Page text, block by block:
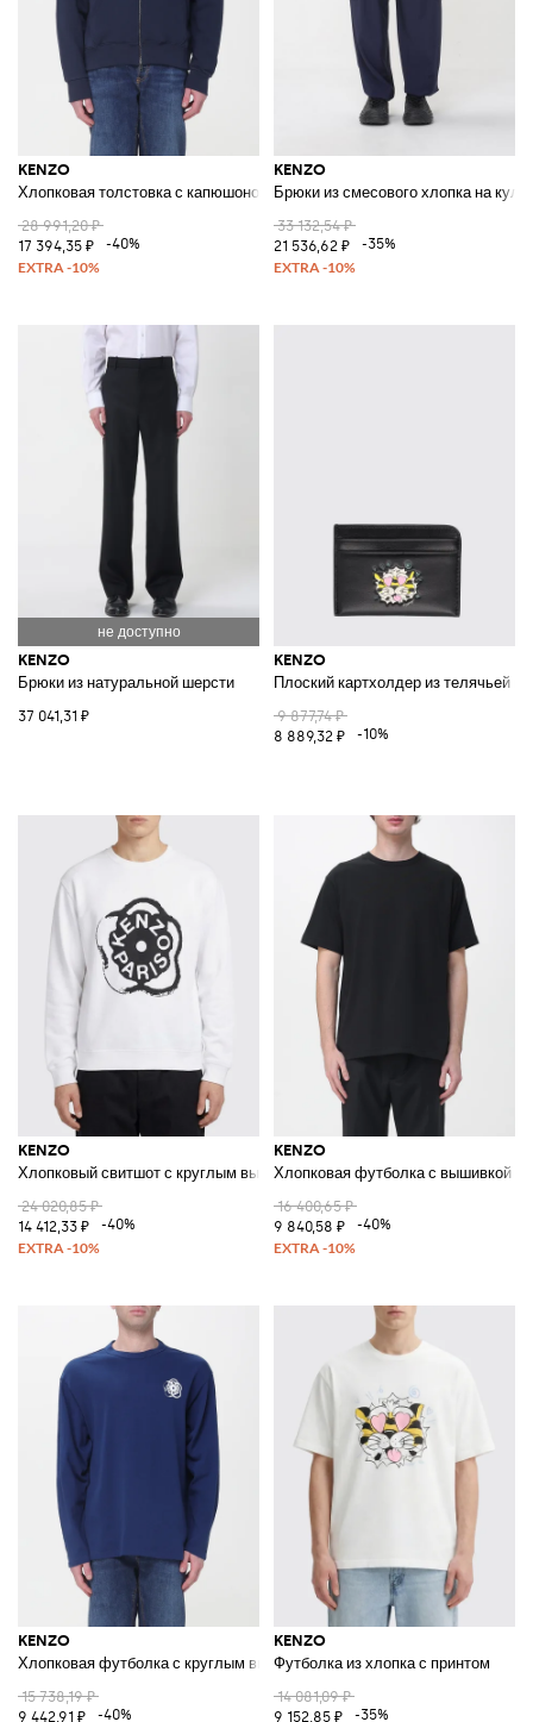
KENZO
Хлопковая толстовка с капюшоном
28 991,20 ₽
17 394,35 ₽
-40%
KENZO
Брюки из смесового хлопка на
33 132,54 ₽
21 536,62 ₽
-35%
KENZO
Брюки из натуральной шерсти
37 041,31 ₽
KENZO
Плоский картхолдер из телячьей
9 877,74 ₽
8 889,32 ₽
-10%
KENZO
Хлопковый свитшот с круглым вырезом и логотипом
24 020,85 ₽
14 412,33 ₽
-40%
KENZO
Хлопковая футболка с вышивкой
16 400,65 ₽
9 840,58 ₽
-40%
KENZO
Хлопковая футболка с круглым вырезом и логотипом
15 738,19 ₽
9 442,91 ₽
-40%
KENZO
Футболка из хлопка с принтом
14 081,09 ₽
9 152,85 ₽
-35%